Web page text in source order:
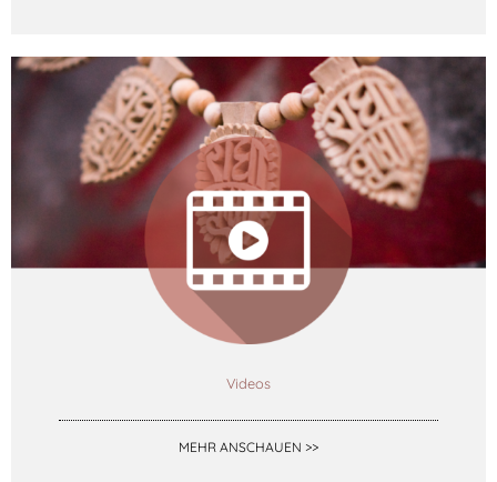
Videos
MEHR ANSCHAUEN >>